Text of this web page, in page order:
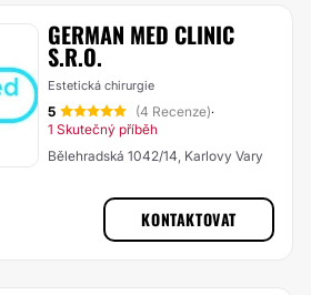
GERMAN MED CLINIC
S.R.O.
Estetická chirurgie
5 (4 Recenze)·
1 Skutečný příběh
Bělehradská 1042/14, Karlovy Vary
KONTAKTOVAT